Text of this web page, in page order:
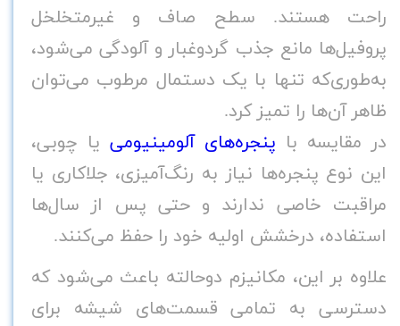
راحت هستند. سطح صاف و غیرمتخلخل
پروفیل‌ها مانع جذب گردوغبار و آلودگی می‌شود،
به‌طوری‌که تنها با یک دستمال مرطوب می‌توان
ظاهر آن‌ها را تمیز کرد.
در مقایسه با پنجره‌های آلومینیومی یا چوبی،
این نوع پنجره‌ها نیاز به رنگ‌آمیزی، جلاکاری یا
مراقبت خاصی ندارند و حتی پس از سال‌ها
استفاده، درخشش اولیه خود را حفظ می‌کنند.
علاوه بر این، مکانیزم دوحالته باعث می‌شود که
دسترسی به تمامی قسمت‌های شیشه برای